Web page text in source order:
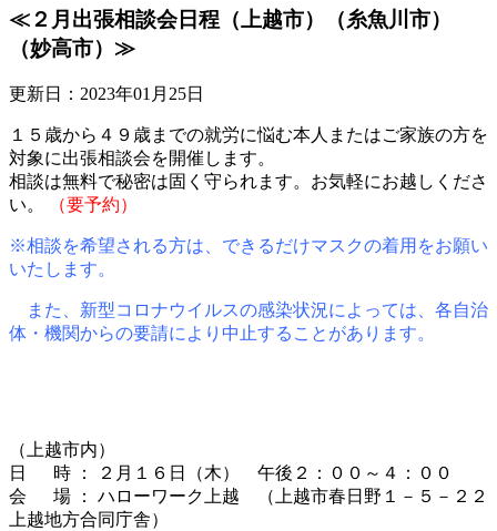
≪２月出張相談会日程（上越市）（糸魚川市）
（妙高市）≫
更新日：2023年01月25日
１５歳から４９歳までの就労に悩む本人またはご家族の方を
対象に出張相談会を開催します。
相談は無料で秘密は固く守られます。お気軽にお越しくださ
い。
（要予約）
※相談を希望される方は、できるだけマスクの着用をお願い
いたします。
また、新型コロナウイルスの感染状況によっては、各自治
体・機関からの要請により中止することがあります。
（上越市内）
日 時 ： ２月１６日（木） 午後２：００～４：００
会 場 ： ハローワーク上越 （上越市春日野１－５－２２
上越地方合同庁舎）